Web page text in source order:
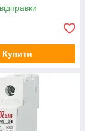
Купити